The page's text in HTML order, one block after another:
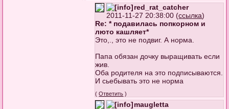
red_rat_catcher
2011-11-27 20:38:00 (ссылка)
Re: * подавилась попкорном и
люто кашляет*
Это,., это не подвиг. А норма.
Папа обязан дочку выращивать если
жив.
Оба родителя на это подписываются.
И сьебывать это не норма
(Ответить )
maugletta